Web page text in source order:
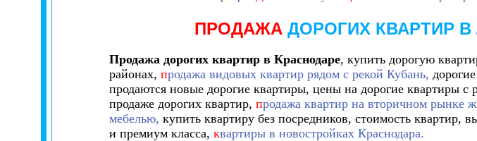
ПРОДАЖАДОРОГИХ КВАРТИР
Продажа дорогих квартир в Краснодаре, купить дорогую
районах, продажа видовых квартир рядом с рекой Кубань,
продаются новые дорогие квартиры, цены на дорогие квартиры с
продаже дорогих квартир, продажа квартир на вторичном рынке
мебелью, купить квартиру без посредников, стоимость квартир,
и премиум класса, квартиры в новостройках Краснодара.